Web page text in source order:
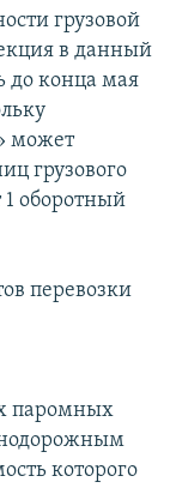
грузовой
в данный
до конца мая
может
грузового
1 оборотный
перевозки
паромных
которого